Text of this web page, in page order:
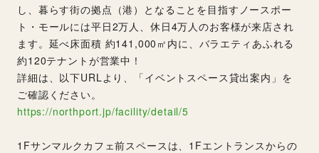
し、暮らす街の拠点（港）となることを目指すノースポー
ト・モールには平日2万人、休日4万人のお客様が来店され
ます。延べ床面積 約141,000㎡内に、バラエティあふれる
約120テナントが営業中！
詳細は、以下URLより、「イベントスペース貸出案内」を
ご確認ください。
https://northport.jp/facility/detail/5
1Fサンマルクカフェ前スペースは、1Fエントランスからの